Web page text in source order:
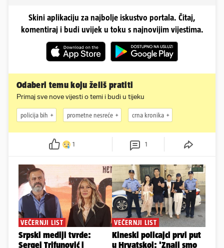
Skini aplikaciju za najbolje iskustvo portala. Čitaj,
komentiraj i budi uvijek u toku s najnovijim vijestima.
Odaberi temu koju želiš pratiti
Primaj sve nove vijesti o temi i budi u tijeku
policija bih prometne nesreće crna kronika
1 1